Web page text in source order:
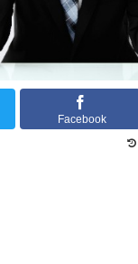
Facebook